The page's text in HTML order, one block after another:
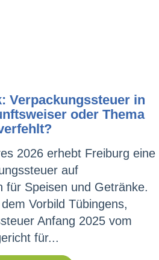
Verpackungssteuer in
oder Thema
2026 erhebt Freiburg eine
auf
für Speisen und Getränke.
Vorbild Tübingens,
Anfang 2025 vom
für...